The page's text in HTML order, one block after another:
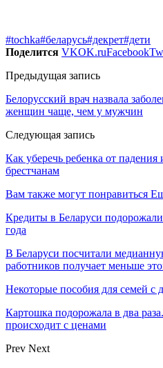
#tochka#беларусь#декрет#дети
Поделится VKOK.ruFacebook
Предыдущая запись
Белорусский врач назвала
женщин чаще, чем у мужчин
Следующая запись
Как уберечь ребенка от
брестчанам
Вам также могут понравиться
Кредиты в Беларуси
года
В Беларуси посчитали
работников получает меньше
Некоторые пособия для семей с
Картошка подорожала в два
происходит с ценами
Prev Next